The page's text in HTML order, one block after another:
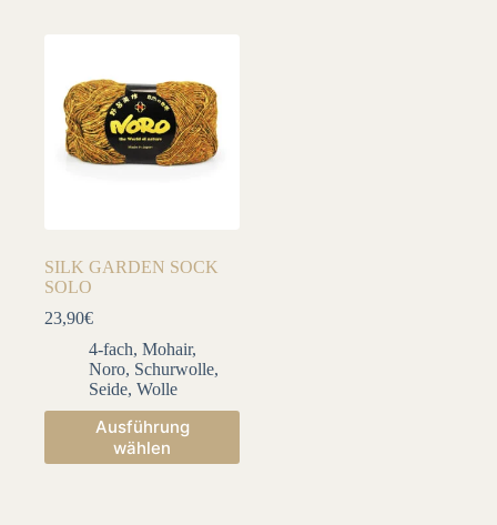
Optionen
können
auf
Produktseite
SILK GARDEN SOCK
SOLO
23,90€
4-fach, Mohair,
Noro, Schurwolle,
Seide, Wolle
Ausführung
wählen
Dieses
Produkt
weist